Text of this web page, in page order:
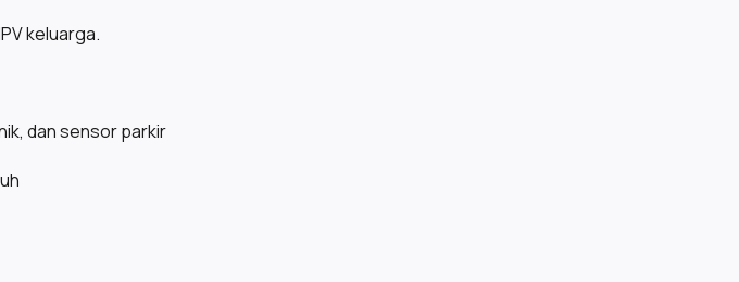
keluarga.
dan sensor parkir